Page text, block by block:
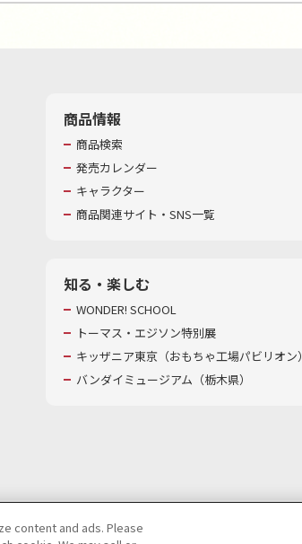
商品情報
商品検索
発売カレンダー
キャラクター
商品関連サイト・SNS一覧
知る・楽しむ
WONDER! SCHOOL
トーマス・エジソン特別展
キッザニア東京（おもちゃ工場パビリオン）​
バンダイミュージアム（栃木県）
content and ads. Please